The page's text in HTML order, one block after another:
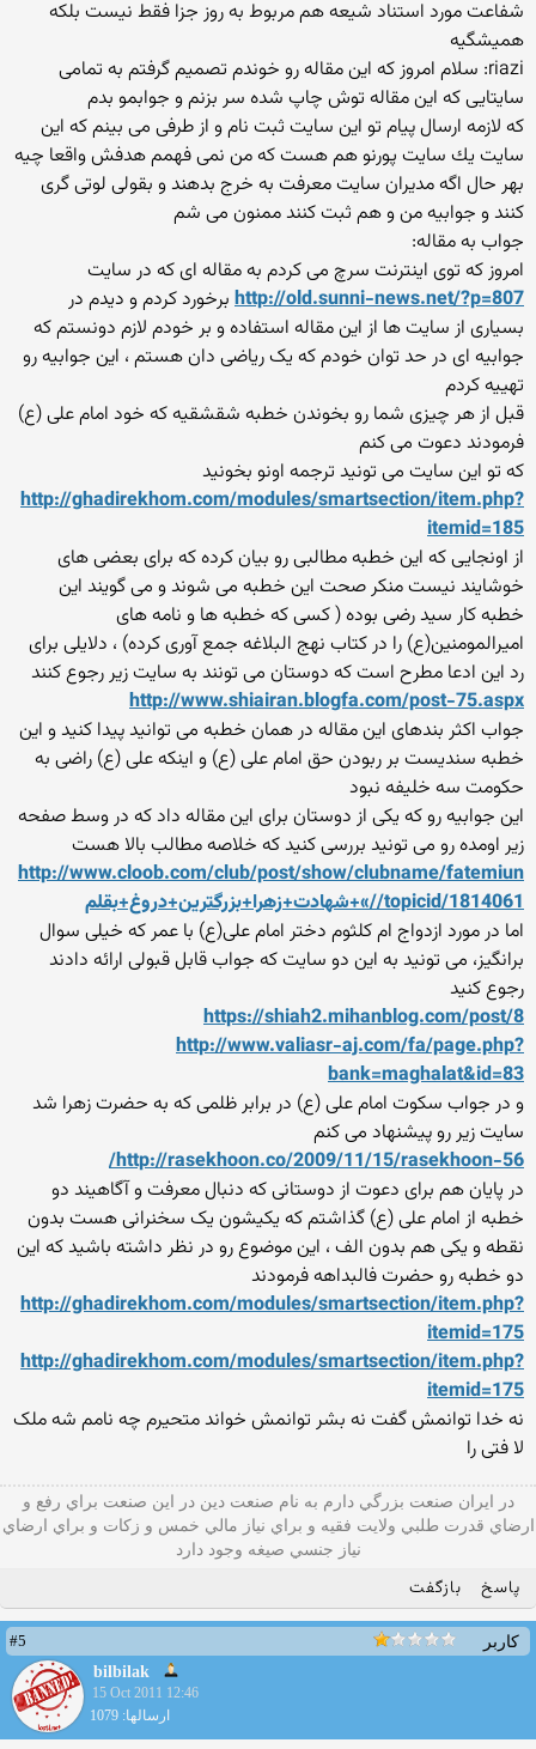
شفاعت مورد استناد شیعه هم مربوط به روز جزا فقط نیست بلكه
همیشگیه
riazi: سلام امروز كه این مقاله رو خوندم تصمیم گرفتم به تمامی
سایتایی كه این مقاله توش چاپ شده سر بزنم و جوابمو بدم
كه لازمه ارسال پیام تو این سایت ثبت نام و از طرفی می بینم كه این
سایت یك سایت پورنو هم هست كه من نمی فهمم هدفش واقعا چیه
بهر حال اگه مدیران سایت معرفت به خرج بدهند و بقولی لوتی گری
كنند و جوابیه من و هم ثبت كنند ممنون می شم
جواب به مقاله:
امروز که توی اینترنت سرچ می کردم به مقاله ای که در سایت
http://old.sunni-news.net/?p=807 برخورد کردم و دیدم در
بسیاری از سایت ها از این مقاله استفاده و بر خودم لازم دونستم که
جوابیه ای در حد توان خودم که یک ریاضی دان هستم ، این جوابیه رو
تهییه کردم
قبل از هر چیزی شما رو بخوندن خطبه شقشقیه که خود امام علی (ع)
فرمودند دعوت می کنم
که تو این سایت می تونید ترجمه اونو بخونید
http://ghadirekhom.com/modules/smartsection/item.php?
itemid=185
از اونجایی که این خطبه مطالبی رو بیان کرده که برای بعضی های
خوشایند نیست منکر صحت این خطبه می شوند و می گویند این
خطبه کار سید رضی بوده ( کسی که خطبه ها و نامه های
امیرالمومنین(ع) را در کتاب نهج البلاغه جمع آوری کرده) ، دلایلی برای
رد این ادعا مطرح است که دوستان می تونند به سایت زیر رجوع کنند
http://www.shiairan.blogfa.com/post-75.aspx
جواب اکثر بندهای این مقاله در همان خطبه می توانید پیدا کنید و این
خطبه سندیست بر ربودن حق امام علی (ع) و اینکه علی (ع) راضی به
حکومت سه خلیفه نبود
این جوابیه رو که یکی از دوستان برای این مقاله داد که در وسط صفحه
زیر اومده رو می تونید بررسی کنید که خلاصه مطالب بالا هست
http://www.cloob.com/club/post/show/clubname/fatemiun
/topicid/1814061/»+شهادت+زهرا+بزرگترین+دروغ+بقلم
اما در مورد ازدواج ام کلثوم دختر امام علی(ع) با عمر که خیلی سوال
برانگیز، می تونید به این دو سایت که جواب قابل قبولی ارائه دادند
رجوع کنید
https://shiah2.mihanblog.com/post/8
http://www.valiasr-aj.com/fa/page.php?
bank=maghalat&id=83
و در جواب سکوت امام علی (ع) در برابر ظلمی که به حضرت زهرا شد
سایت زیر رو پیشنهاد می کنم
http://rasekhoon.co/2009/11/15/rasekhoon-56/
در پایان هم برای دعوت از دوستانی که دنبال معرفت و آگاهیند دو
خطبه از امام علی (ع) گذاشتم که یکیشون یک سخنرانی هست بدون
نقطه و یکی هم بدون الف ، این موضوع رو در نظر داشته باشید که این
دو خطبه رو حضرت فالبداهه فرمودند
http://ghadirekhom.com/modules/smartsection/item.php?
itemid=175
http://ghadirekhom.com/modules/smartsection/item.php?
itemid=175
نه خدا توانمش گفت نه بشر توانمش خواند متحیرم چه نامم شه ملک
لا فتی را
در ايران صنعت بزرگي دارم به نام صنعت دين در اين صنعت براي رفع و
ارضاي قدرت طلبي ولايت فقيه و براي نياز مالي خمس و زكات و براي ارضاي
نیاز جنسي صيغه وجود دارد
پاسخ بازگفت
کاربر
#5
bilbilak
15 Oct 2011 12:46
ارسالها: 1079